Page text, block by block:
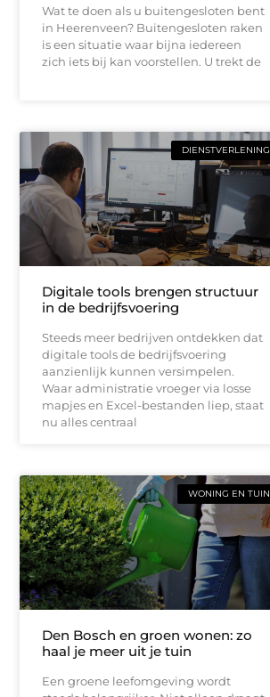
Wat te doen als u buitengesloten bent
in Heerenveen? Buitengesloten raken
is een situatie waar bijna iedereen
zich iets bij kan voorstellen. U trekt de
DIENSTVERLENING
Digitale tools brengen structuur
in de bedrijfsvoering
Steeds meer bedrijven ontdekken dat
digitale tools de bedrijfsvoering
aanzienlijk kunnen versimpelen.
Waar administratie vroeger via losse
mapjes en Excel-bestanden liep, staat
nu alles centraal
WONING EN TUIN
Den Bosch en groen wonen: zo
haal je meer uit je tuin
Een groene leefomgeving wordt